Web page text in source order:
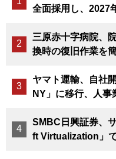
全面採用し、2027
三原赤十字病院、
換時の復旧作業を
ヤマト運輸、自社
NY」に移行、人事
SMBC日興証券、
ft Virtualization」